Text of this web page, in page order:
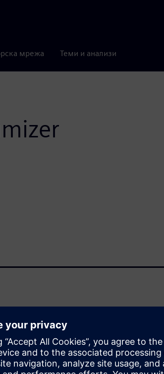
мрежа Теми и анализи
reduce an existing
capacitor locations
that have the same
please clickhere.